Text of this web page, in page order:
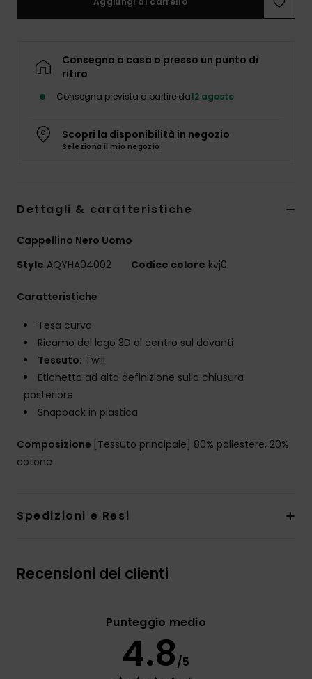
Consegna a casa o presso un punto di
ritiro
Consegna prevista a partire da12 agosto
Scopri la disponibilità in negozio
Seleziona il mio negozio
Dettagli & caratteristiche
Cappellino Nero Uomo
Style AQYHA04002 Codice colore kvj0
Caratteristiche
Tesa curva
Ricamo del logo 3D al centro sul davanti
Tessuto: Twill
Etichetta ad alta definizione sulla chiusura
posteriore
Snapback in plastica
Composizione [Tessuto principale] 80% poliestere, 20%
cotone
Spedizioni e Resi
Recensioni dei clienti
Punteggio medio
4.8/5